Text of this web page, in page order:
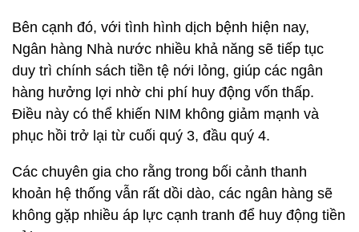
Bên cạnh đó, với tình hình dịch bệnh hiện nay,
Ngân hàng Nhà nước nhiều khả năng sẽ tiếp tục
duy trì chính sách tiền tệ nới lỏng, giúp các ngân
hàng hưởng lợi nhờ chi phí huy động vốn thấp.
Điều này có thể khiến NIM không giảm mạnh và
phục hồi trở lại từ cuối quý 3, đầu quý 4.
Các chuyên gia cho rằng trong bối cảnh thanh
khoản hệ thống vẫn rất dồi dào, các ngân hàng sẽ
không gặp nhiều áp lực cạnh tranh để huy động tiền